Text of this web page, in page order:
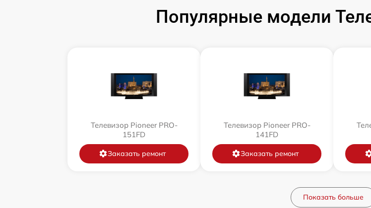
Популярные модели
Телевизор Pioneer PRO-
151FD
Заказать ремонт
Телевизор Pioneer PRO-
141FD
Заказать ремонт
Показать больше